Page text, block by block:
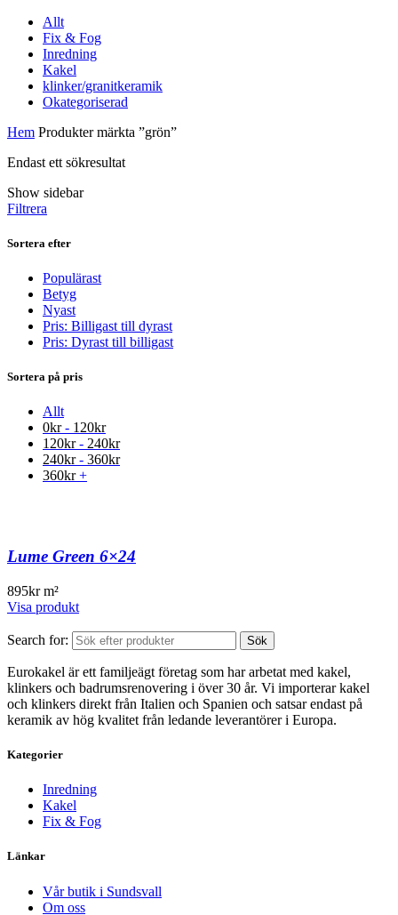
Allt
Fix & Fog
Inredning
Kakel
klinker/granitkeramik
Okategoriserad
Hem Produkter märkta ”grön”
Endast ett sökresultat
Show sidebar
Filtrera
Sortera efter
Populärast
Betyg
Nyast
Pris: Billigast till dyrast
Pris: Dyrast till billigast
Sortera på pris
Allt
0kr- 120kr
120kr- 240kr
240kr- 360kr
360kr+
Lume Green 6×24
895krm²
Visa produkt
Search for: Sök
Eurokakel är ett familjeägt företag som har arbetat med kakel,
klinkers och badrumsrenovering i över 30 år. Vi importerar kakel
och klinkers direkt från Italien och Spanien och satsar endast på
keramik av hög kvalitet från ledande leverantörer i Europa.
Kategorier
Inredning
Kakel
Fix & Fog
Länkar
Vår butik i Sundsvall
Om oss